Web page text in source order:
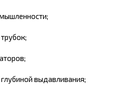
выдавливания;